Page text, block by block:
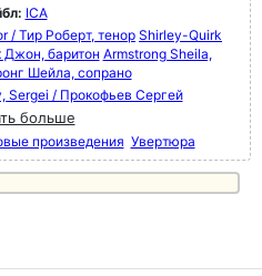
ICA
/ Тир Роберт, тенор Shirley-Quirk
баритон Armstrong Sheila,
Шейла, сопрано
Sergei / Прокофьев Сергей
больше
произведения Увертюра